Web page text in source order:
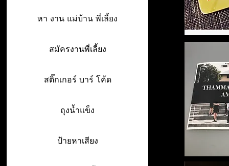
หา งาน แม่บ้าน พี่เลี้ยง
สมัครงานพี่เลี้ยง
สติ๊กเกอร์ บาร์ โค้ด
ถุงน้ำแข็ง
ป้ายหาเสียง